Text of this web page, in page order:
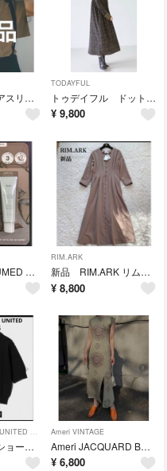
クラネ スクエアスリーブニット SQUARE SLEEVE KNIT
TODAYFUL
トゥデイフル ドットパターンドレス
¥ 9,800
Huxley PERFUMED HAND CREAM COLLECTION
RIM.ARK
新品 RIM.ARK リムアーク 長袖ロングワンピース
¥ 8,800
BEAUTY&YOUTH UNITED ARROWS
コイルニット ショートスリーブ プルオーバー ウォッシャブル
Ameri VINTAGE
Ameri JACQUARD BOTANICAL
¥ 6,800